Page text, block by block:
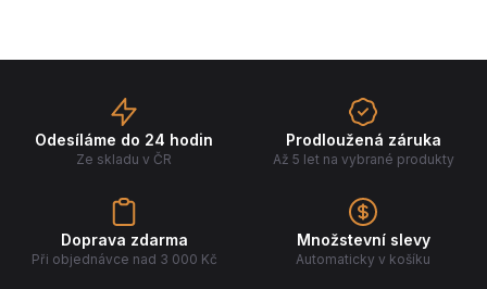
Odesíláme do 24 hodin
Ze skladu v ČR
Prodloužená záruka
Až 5 let na vybrané produkty
Doprava zdarma
Při objednávce nad 3 000 Kč
Množstevní slevy
Automaticky v košíku